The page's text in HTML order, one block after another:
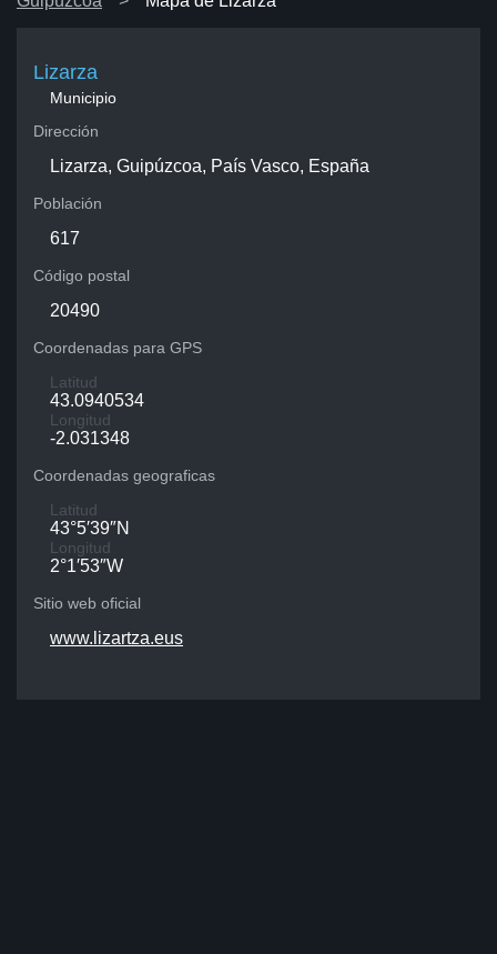
Lizarza
Municipio
Dirección
Lizarza, Guipúzcoa, País Vasco, España
Población
617
Código postal
20490
Coordenadas para GPS
Latitud
43.0940534
Longitud
-2.031348
Coordenadas geograficas
Latitud
43°5′39″N
Longitud
2°1′53″W
Sitio web oficial
www.lizartza.eus